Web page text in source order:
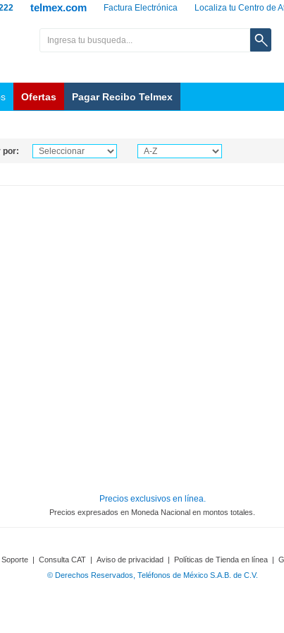
Localiza tu Centro de
Factura Electrónica
telmex.com
Ofertas Pagar Recibo Telmex
por:
Precios exclusivos en línea.
Precios expresados en Moneda Nacional en montos totales.
| Consulta CAT | Aviso de privacidad | Políticas de Tienda en línea |
© Derechos Reservados, Teléfonos de México S.A.B. de C.V.